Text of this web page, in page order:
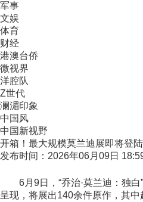
军事
文娱
体育
财经
港澳台侨
微视界
洋腔队
Z世代
澜湄印象
中国风
中国新视野
开箱！最大规模莫兰迪展即将登
发布时间：2026年06月09日
6月9日，“乔治·莫兰迪：独白”
呈现，将展出140余件原作，其